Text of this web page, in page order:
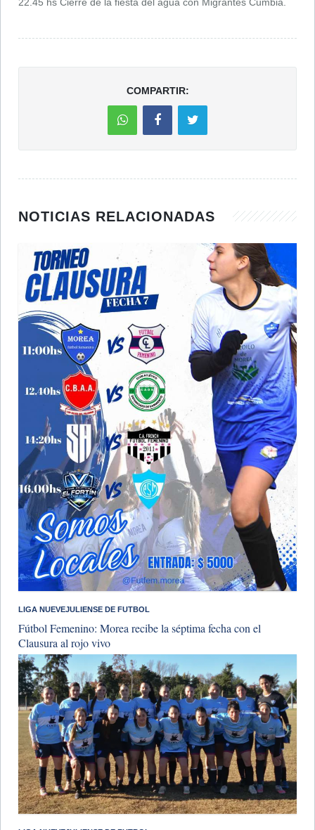
COMPARTIR:
NOTICIAS RELACIONADAS
LIGA NUEVEJULIENSE DE FUTBOL
Fútbol Femenino: Morea recibe la séptima fecha con el
Clausura al rojo vivo